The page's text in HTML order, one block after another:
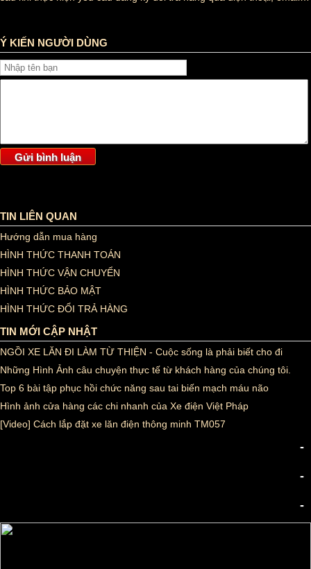
Ý KIẾN NGƯỜI DÙNG
TIN LIÊN QUAN
Hướng dẫn mua hàng
HÌNH THỨC THANH TOÁN
HÌNH THỨC VẬN CHUYỂN
HÌNH THỨC BẢO MẬT
HÌNH THỨC ĐỔI TRẢ HÀNG
TIN MỚI CẬP NHẬT
NGỒI XE LĂN ĐI LÀM TỪ THIỆN - Cuộc sống là phải biết cho đi
Những Hình Ảnh câu chuyện thực tế từ khách hàng của chúng tôi.
Top 6 bài tập phục hồi chức năng sau tai biến mạch máu não
Hình ảnh cửa hàng các chi nhanh của Xe điện Việt Pháp
[Video] Cách lắp đặt xe lăn điện thông minh TM057
-
-
-